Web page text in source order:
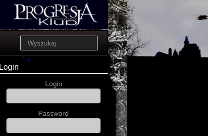
Login
Login
Password